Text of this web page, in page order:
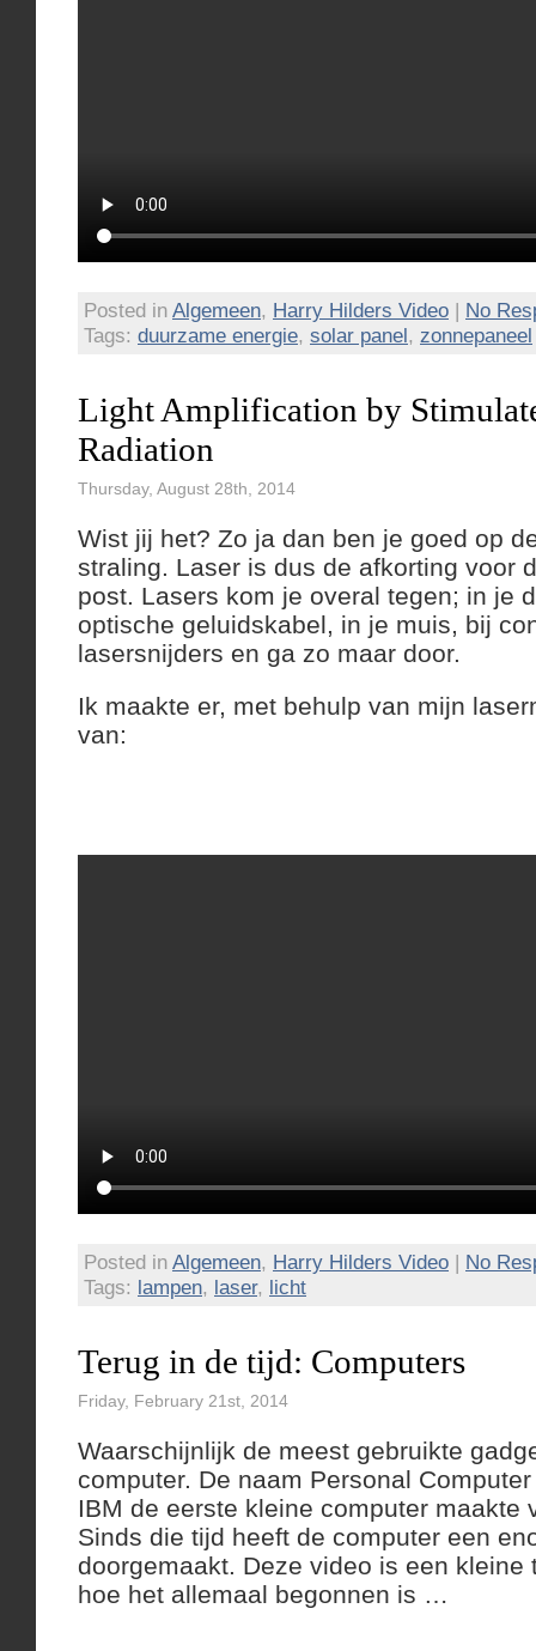
Posted in Algemeen, Harry Hilders Video | No
Tags: duurzame energie, solar panel, zonnepaneel
Light Amplification by
Radiation
Thursday, August 28th, 2014
Wist jij het? Zo ja dan ben je goed op
straling. Laser is dus de afkorting voor
post. Lasers kom je overal tegen; in je
optische geluidskabel, in je muis, bij
lasersnijders en ga zo maar door.
Ik maakte er, met behulp van mijn
van:
Posted in Algemeen, Harry Hilders Video | No
Tags: lampen, laser, licht
Terug in de tijd: Computers
Friday, February 21st, 2014
Waarschijnlijk de meest gebruikte
computer. De naam Personal
IBM de eerste kleine computer maakte
Sinds die tijd heeft de computer een
doorgemaakt. Deze video is een kleine
hoe het allemaal begonnen is …